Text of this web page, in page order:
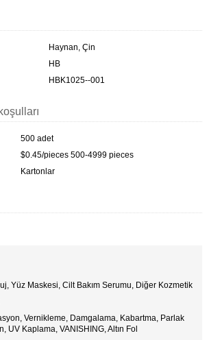
Haynan, Çin
HB
HBK1025--001
500 adet
$0.45/pieces 500-4999 pieces
Kartonlar
Yüz Maskesi, Cilt Bakım Serumu, Diğer Kozmetik
Vernikleme, Damgalama, Kabartma, Parlak
UV Kaplama, VANISHING, Altın Fol